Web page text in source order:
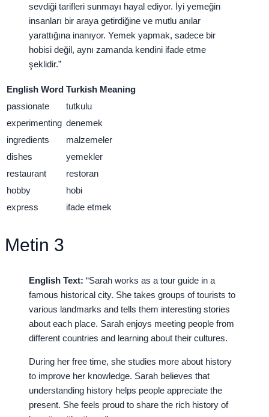
sevdiği tarifleri sunmayı hayal ediyor. İyi yemeğin
insanları bir araya getirdiğine ve mutlu anılar
yarattığına inanıyor. Yemek yapmak, sadece bir
hobisi değil, aynı zamanda kendini ifade etme
şeklidir.”
English Word Turkish Meaning
passionate
tutkulu
experimenting denemek
ingredients
malzemeler
dishes
yemekler
restaurant
restoran
hobby
hobi
express
ifade etmek
Metin 3
English Text: “Sarah works as a tour guide in a
famous historical city. She takes groups of tourists to
various landmarks and tells them interesting stories
about each place. Sarah enjoys meeting people from
different countries and learning about their cultures.
During her free time, she studies more about history
to improve her knowledge. Sarah believes that
understanding history helps people appreciate the
present. She feels proud to share the rich history of